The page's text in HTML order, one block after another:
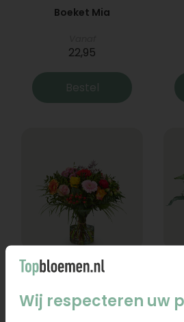
Boeket Mia
22,95
Bestel
Boeket Lexie
Vanaf
18,95
Wij respecteren uw